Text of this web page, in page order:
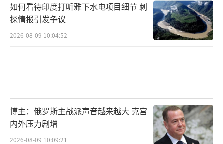
如何看待印度打听雅下水电项目细节 刺
探情报引发争议
2026-08-09 10:04:52
博主：俄罗斯主战派声音越来越大 克宫
内外压力剧增
2026-08-09 10:09:21